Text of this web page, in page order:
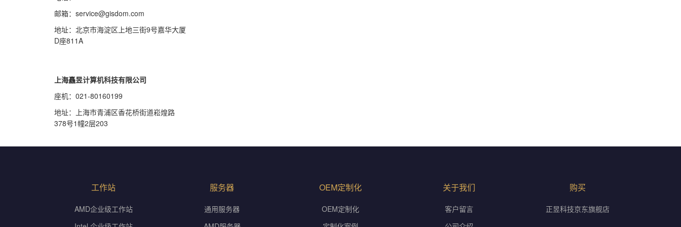
邮箱：service@gisdom.com
地址：北京市海淀区上地三街9号嘉华大厦
D座811A
上海矗昱计算机科技有限公司
座机：021-80160199
地址：上海市青浦区香花桥街道崧煌路
378号1幢2层203
工作站
AMD企业级工作站
服务器
通用服务器
OEM定制化
OEM定制化
关于我们
客户留言
购买
正昱科技京东旗舰店